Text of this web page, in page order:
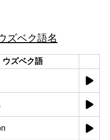
ズベク語名
ウズベク語